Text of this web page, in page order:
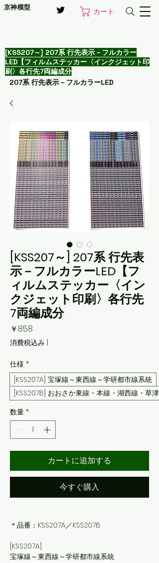
京神模型 カート
[KSS207～] 207系 行先表示－フルカラー
LED【フィルムステッカー〈インクジェット印
刷〉各行先7両編成分
207系 行先表示－フルカラーLED
[KSS207～] 207系 行先表
示－フルカラーLED【フ
ィルムステッカー〈イン
クジェット印刷〉各行先
7両編成分
￥858
格
消費税込み
仕様 *
[KSS207A] 宝塚線～東西線～学研都市線系統
[KSS207B] おおさか東線・本線・湖西線・草津
数量 *
カートに追加する
今すぐ購入
＊品番：KSS207A／KSS207B
[KSS207A]
宝塚線～東西線～学研都市線系統